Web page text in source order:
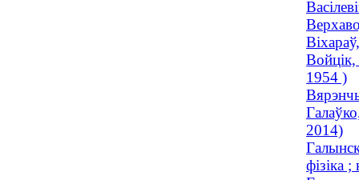
1954 )
2014)
фізіка